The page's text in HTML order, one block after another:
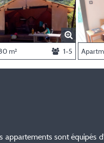
m² 1-5
sont équipés